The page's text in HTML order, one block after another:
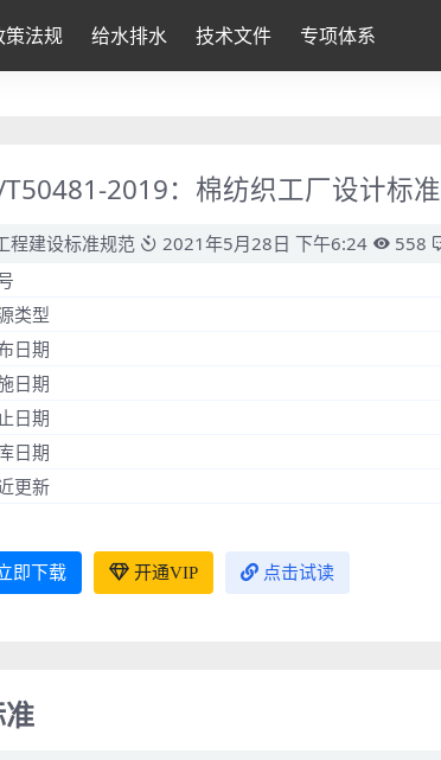
策法规 给水排水 技术文件 专项体系
T50481-2019：棉纺织工厂设计标准
程建设标准规范 2021年5月28日 下午6:24 558
类型
日期
日期
日期
日期
更新
即下载 开通VIP 点击试读